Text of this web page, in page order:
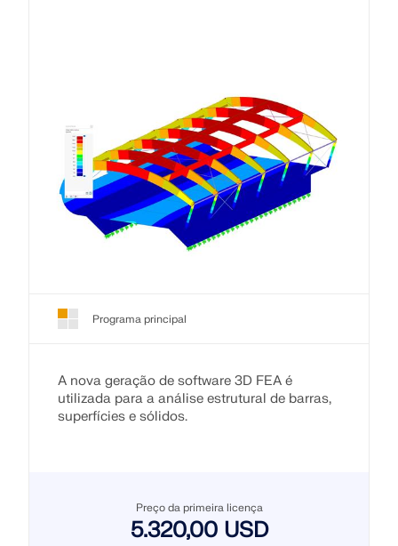
Programa principal
A nova geração de software 3D FEA é
utilizada para a análise estrutural de barras,
superfícies e sólidos.
Preço da primeira licença
5.320,00 USD